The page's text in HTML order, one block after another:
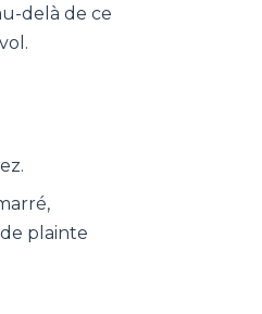
delà de ce
plainte